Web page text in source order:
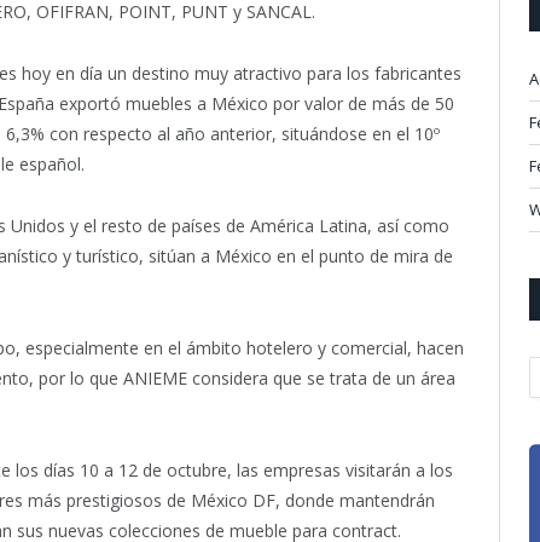
OFIFRAN, POINT, PUNT y SANCAL.
hoy en día un destino muy atractivo para los fabricantes
exportó muebles a México por valor de más de 50
con respecto al año anterior, situándose en el 10º
español.
y el resto de países de América Latina, así como
y turístico, sitúan a México en el punto de mira de
especialmente en el ámbito hotelero y comercial, hacen
por lo que ANIEME considera que se trata de un área
los días 10 a 12 de octubre, las empresas visitarán a los
más prestigiosos de México DF, donde mantendrán
sus nuevas colecciones de mueble para contract.